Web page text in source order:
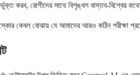
করব, রোগীদের সাথে বিশৃঙ্খল বাস্তব-বিশ্বের
কেবল বোঝায় যে আমাদের আরও কঠিন পরীক্ষা